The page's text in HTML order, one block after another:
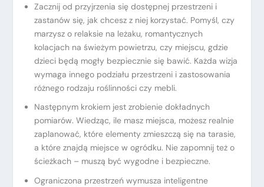
Zacznij od przyjrzenia się dostępnej przestrzeni i
zastanów się, jak chcesz z niej korzystać. Pomyśl, czy
marzysz o relaksie na leżaku, romantycznych
kolacjach na świeżym powietrzu, czy miejscu, gdzie
dzieci będą mogły bezpiecznie się bawić. Każda wizja
wymaga innego podziału przestrzeni i zastosowania
różnego rodzaju roślinności czy mebli.
Następnym krokiem jest zrobienie dokładnych
pomiarów. Wiedząc, ile masz miejsca, możesz realnie
zaplanować, które elementy zmieszczą się na tarasie,
a które znajdą miejsce w ogródku. Nie zapomnij też o
ścieżkach – muszą być wygodne i bezpieczne.
Ograniczona przestrzeń wymusza inteligentne